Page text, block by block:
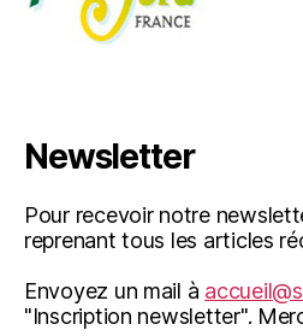
Newsletter
Pour recevoir notre
reprenant tous les articles
Envoyez un mail à
"Inscription newsletter".